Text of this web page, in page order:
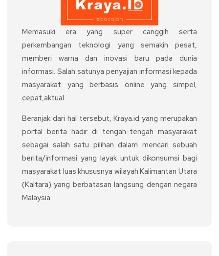
Memasuki era yang super canggih serta
perkembangan teknologi yang semakin pesat,
memberi warna dan inovasi baru pada dunia
informasi. Salah satunya penyajian informasi kepada
masyarakat yang berbasis online yang simpel,
cepat,aktual.
Beranjak dari hal tersebut, Kraya.id yang merupakan
portal berita hadir di tengah-tengah masyarakat
sebagai salah satu pilihan dalam mencari sebuah
berita/informasi yang layak untuk dikonsumsi bagi
masyarakat luas khususnya wilayah Kalimantan Utara
(Kaltara) yang berbatasan langsung dengan negara
Malaysia.